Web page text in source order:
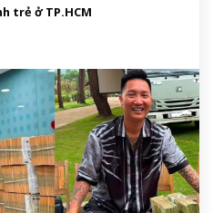
trẻ ở TP.HCM